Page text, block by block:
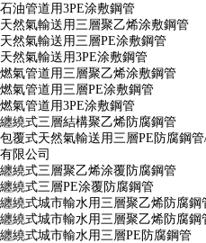
石油管道用3PE涂敷鋼管
天然氣輸送用三層聚乙烯涂敷鋼管
天然氣輸送用三層PE涂敷鋼管
天然氣輸送用3PE涂敷鋼管
燃氣管道用三層聚乙烯涂敷鋼管
燃氣管道用三層PE涂敷鋼管
燃氣管道用3PE涂敷鋼管
纏繞式三層結構聚乙烯防腐鋼管
包覆式天然氣輸送用三層PE防腐鋼
有限公司
纏繞式三層聚乙烯涂覆防腐鋼管
纏繞式三層PE涂覆防腐鋼管
纏繞式城市輸水用三層聚乙烯防腐鋼
纏繞式城市輸水用三層聚乙烯防腐鋼
纏繞式城市輸水用三層PE防腐鋼管